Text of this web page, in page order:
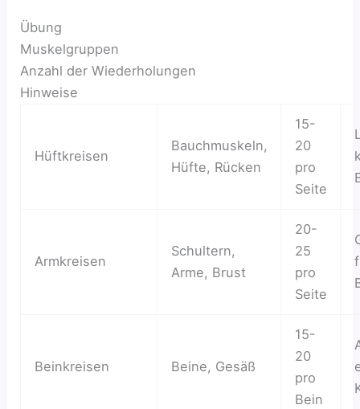
Übung
Muskelgruppen
Anzahl der Wiederholungen
Hinweise
Hüftkreisen
Bauchmuskeln,
Hüfte, Rücken
15-
20
pro
Seite
Armkreisen
Schultern,
Arme, Brust
20-
25
pro
Seite
Beinkreisen Beine, Gesäß
15-
20
pro
Bein